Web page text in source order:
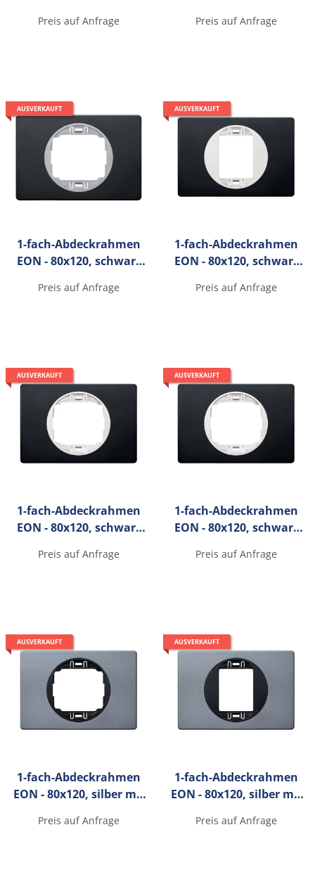
Innenrahmen
Preis auf Anfrage
Innenrahmen
Preis auf Anfrage
AUSVERKAUFT
1-fach-Abdeckrahmen
EON - 80x120, schwarz
Innenrahmen
Preis auf Anfrage
AUSVERKAUFT
1-fach-Abdeckrahmen
EON - 80x120, schwarz
Innenrahmen
Preis auf Anfrage
AUSVERKAUFT
1-fach-Abdeckrahmen
EON - 80x120, schwarz
Innenrahmen
Preis auf Anfrage
AUSVERKAUFT
1-fach-Abdeckrahmen
EON - 80x120, schwarz
Innenrahmen
Preis auf Anfrage
AUSVERKAUFT
1-fach-Abdeckrahmen
EON - 80x120, silber mit
Innenrahmen
Preis auf Anfrage
AUSVERKAUFT
1-fach-Abdeckrahmen
EON - 80x120, silber mit
Innenrahmen
Preis auf Anfrage